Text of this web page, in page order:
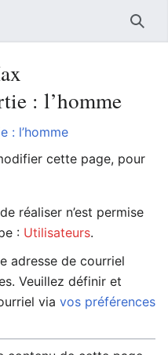
: l’homme
: l’homme
cette page, pour
réaliser n’est permise
: Utilisateurs.
adresse de courriel
Veuillez définir et
via vos préférences